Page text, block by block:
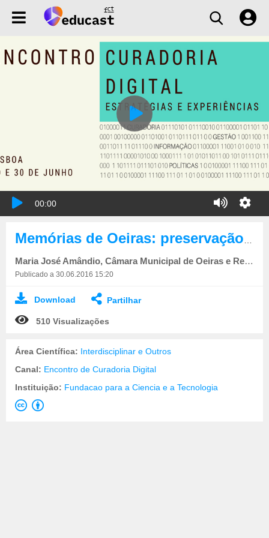
00:00
Maria José Amândio, Câmara Municipal de Oeiras e Rede de Bibliotecas Municipais de Oeiras
Publicado a 30.06.2016 15:20
Download Partilhar
510 Visualizações
Área Científica: Interdisciplinar e Outros
Canal: Encontro de Curadoria Digital
Instituição: Fundacao para a Ciencia e a Tecnologia